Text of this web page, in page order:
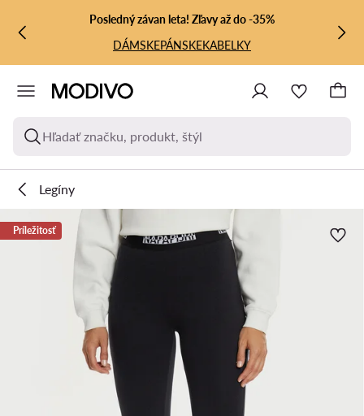
PREJSŤ NA HLAVNÝ OBSAH
PREJSŤ NA VYHĽADÁVANIE
Posledný závan leta! Zľavy až do -35%
DÁMSKEPÁNSKEKABELKY
Hľadať značku, produkt, štýl
Legíny
Príležitosť